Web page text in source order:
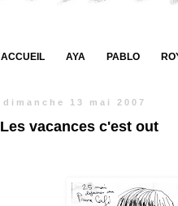
ACCUEIL AYA PABLO
dimanche 13 mai 2007
Les vacances c'est out